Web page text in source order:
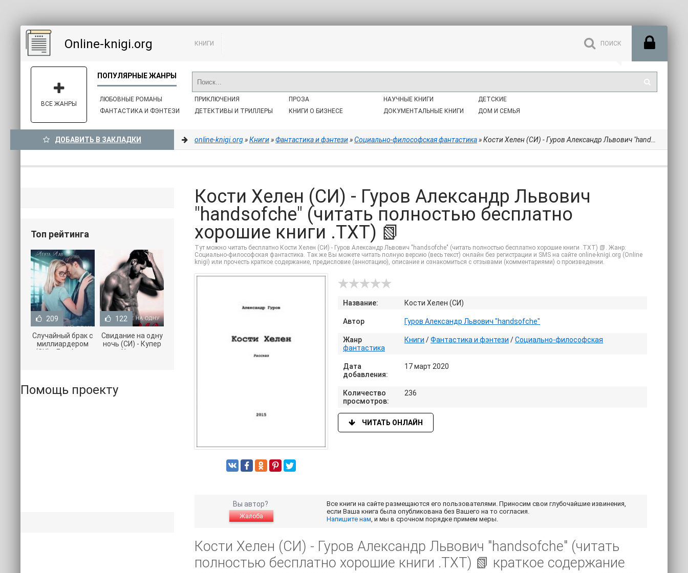
Online-knigi.org КНИГИ
ЛЮБОВНЫЕ РОМАНЫ
ФАНТАСТИКА И ФЭНТЕЗИ
ПРИКЛЮЧЕНИЯ
ДЕТЕКТИВЫ И ТРИЛЛЕРЫ
ПРОЗА
КНИГИ О БИЗНЕСЕ
НАУЧНЫЕ КНИГИ
ДОКУМЕНТАЛЬНЫЕ КНИГИ
ДЕТСКИЕ
ДОМ И СЕМЬЯ
ВСЕ ЖАНРЫ
ДОБАВИТЬ В ЗАКЛАДКИ online-knigi.org»Книги»Фантастика и фэнтези»Социально-философская фантастика» Кости Хелен (СИ) - Гуров Александр Львович "handsofche" (читать полностью бесплатно хорошие книги .TXT) 📗
Кости Хелен (СИ) - Гуров Александр Львович
"handsofche" (читать полностью бесплатно
хорошие книги .TXT) 📗
Тут можно читать бесплатно Кости Хелен (СИ) - Гуров Александр Львович "handsofche" (читать полностью бесплатно хорошие книги .TXT) 📗. Жанр:
Социально-философская фантастика. Так же Вы можете читать полную версию (весь текст) онлайн без регистрации и SMS на сайте online-knigi.org (Online
knigi) или прочесть краткое содержание, предисловие (аннотацию), описание и ознакомиться с отзывами (комментариями) о произведении.
Название: Кости Хелен (СИ)
Автор Гуров Александр Львович "handsofche"
Жанр Книги /Фантастика и фэнтези /Социально-философская
фантастика
Дата
добавления:
17 март 2020
Количество
просмотров:
236
ЧИТАТЬ ОНЛАЙН
Вы автор?
Жалоба
Все книги на сайте размещаются его пользователями. Приносим свои глубочайшие извинения,
если Ваша книга была опубликована без Вашего на то согласия.
Напишите нам, и мы в срочном порядке примем меры.
Кости Хелен (СИ) - Гуров Александр Львович "handsofche" (читать
полностью бесплатно хорошие книги .TXT) 📗 краткое содержание
Топ рейтинга
209
Случайный брак с
миллиардером
(СИ) - Лав Агата
122
Свидание на одну
ночь (СИ) - Купер
Хелен
Помощь проекту